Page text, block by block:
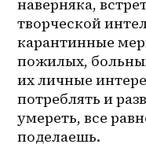
наверняка,
творческой
карантинные
пожилых,
их личные
потреблять и
умереть, все
поделаешь.